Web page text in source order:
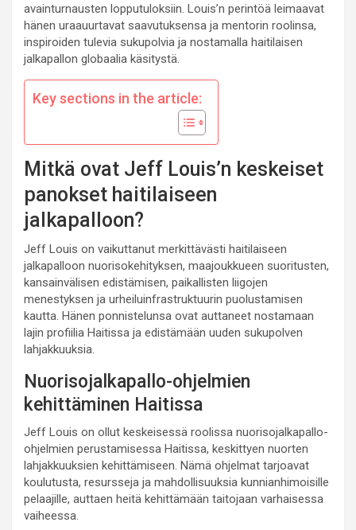
avainturnausten lopputuloksiin. Louis’n perintöä leimaavat
hänen uraauurtavat saavutuksensa ja mentorin roolinsa,
inspiroiden tulevia sukupolvia ja nostamalla haitilaisen
jalkapallon globaalia käsitystä.
Key sections in the article:
Mitkä ovat Jeff Louis’n keskeiset
panokset haitilaiseen
jalkapalloon?
Jeff Louis on vaikuttanut merkittävästi haitilaiseen
jalkapalloon nuorisokehityksen, maajoukkueen suoritusten,
kansainvälisen edistämisen, paikallisten liigojen
menestyksen ja urheiluinfrastruktuurin puolustamisen
kautta. Hänen ponnistelunsa ovat auttaneet nostamaan
lajin profiilia Haitissa ja edistämään uuden sukupolven
lahjakkuuksia.
Nuorisojalkapallo-ohjelmien
kehittäminen Haitissa
Jeff Louis on ollut keskeisessä roolissa nuorisojalkapallo-
ohjelmien perustamisessa Haitissa, keskittyen nuorten
lahjakkuuksien kehittämiseen. Nämä ohjelmat tarjoavat
koulutusta, resursseja ja mahdollisuuksia kunnianhimoisille
pelaajille, auttaen heitä kehittämään taitojaan varhaisessa
vaiheessa.